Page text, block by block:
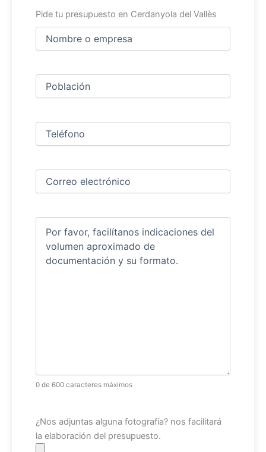
Pide tu presupuesto en Cerdanyola del Vallès
Nombre
Ciudad
Teléfono
Correo
electrónico (Obligatorio)
Comentarios
0 de 600 caracteres máximos
Archivo
¿Nos adjuntas alguna fotografía? nos facilitará
la elaboración del presupuesto.